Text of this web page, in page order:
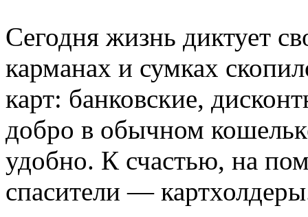
Сегодня жизнь диктует
карманах и сумках
карт: банковские,
добро в обычном
удобно. К счастью, на
спасители —